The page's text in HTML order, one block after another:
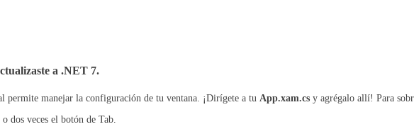
a .NET 7.
permite manejar la configuración de tu ventana. ¡Dirígete a tu App.xam.cs y agrégalo allí! Para
dos veces el botón de Tab.